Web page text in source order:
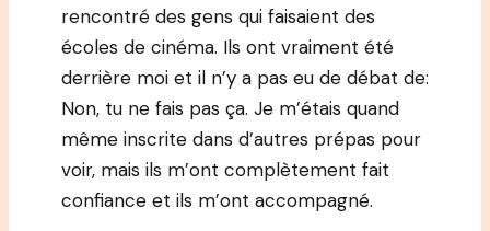
rencontré des gens qui faisaient des
écoles de cinéma. Ils ont vraiment été
derrière moi et il n’y a pas eu de débat de:
Non, tu ne fais pas ça. Je m’étais quand
même inscrite dans d’autres prépas pour
voir, mais ils m’ont complètement fait
confiance et ils m’ont accompagné.